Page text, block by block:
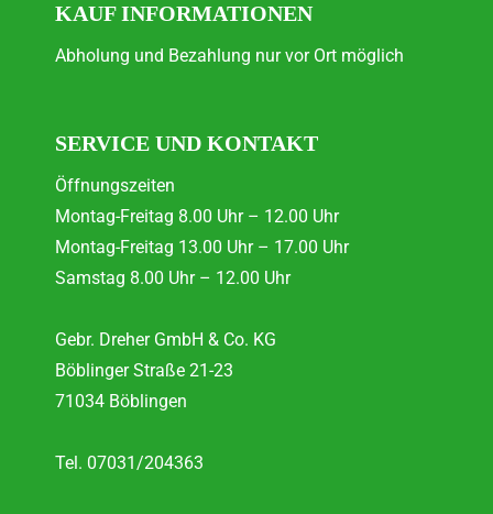
KAUF INFORMATIONEN
Abholung und Bezahlung nur vor Ort möglich
SERVICE UND KONTAKT
Öffnungszeiten
Montag-Freitag 8.00 Uhr – 12.00 Uhr
Montag-Freitag 13.00 Uhr – 17.00 Uhr
Samstag 8.00 Uhr – 12.00 Uhr
Gebr. Dreher GmbH & Co. KG
Böblinger Straße 21-23
71034 Böblingen
Tel. 07031/204363